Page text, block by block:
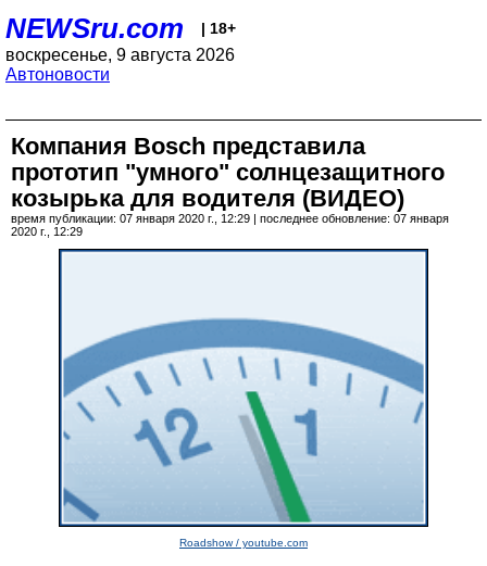
NEWSru.com | 18+
воскресенье, 9 августа 2026
Автоновости
Компания Bosch представила
прототип "умного" солнцезащитного
козырька для водителя (ВИДЕО)
время публикации: 07 января 2020 г., 12:29 | последнее обновление: 07 января
2020 г., 12:29
Roadshow / youtube.com